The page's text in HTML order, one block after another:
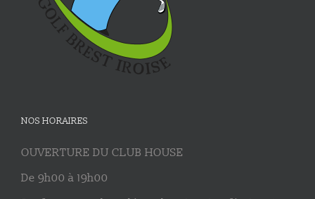
NOS HORAIRES
OUVERTURE DU CLUB HOUSE
De 9h00 à 19h00